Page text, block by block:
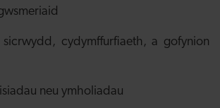
cydymffurfiaeth, a gofynion
neu ymholiadau